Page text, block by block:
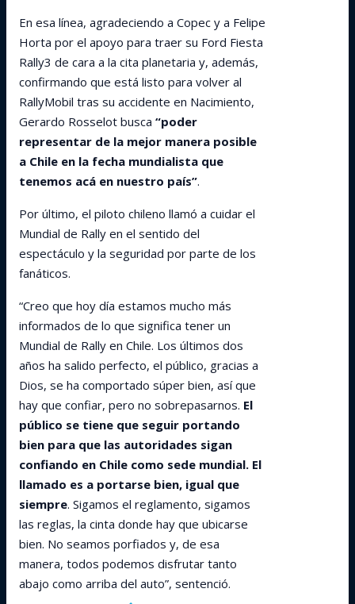
En esa línea, agradeciendo a Copec y a Felipe
Horta por el apoyo para traer su Ford Fiesta
Rally3 de cara a la cita planetaria y, además,
confirmando que está listo para volver al
RallyMobil tras su accidente en Nacimiento,
Gerardo Rosselot busca “poder
representar de la mejor manera posible
a Chile en la fecha mundialista que
tenemos acá en nuestro país”.
Por último, el piloto chileno llamó a cuidar el
Mundial de Rally en el sentido del
espectáculo y la seguridad por parte de los
fanáticos.
“Creo que hoy día estamos mucho más
informados de lo que significa tener un
Mundial de Rally en Chile. Los últimos dos
años ha salido perfecto, el público, gracias a
Dios, se ha comportado súper bien, así que
hay que confiar, pero no sobrepasarnos. El
público se tiene que seguir portando
bien para que las autoridades sigan
confiando en Chile como sede mundial. El
llamado es a portarse bien, igual que
siempre. Sigamos el reglamento, sigamos
las reglas, la cinta donde hay que ubicarse
bien. No seamos porfiados y, de esa
manera, todos podemos disfrutar tanto
abajo como arriba del auto”, sentenció.